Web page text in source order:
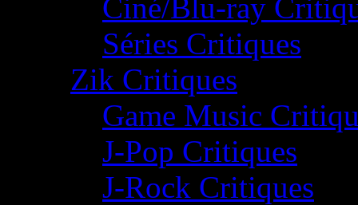
Ciné/Blu-ray
Séries Critiques
Zik Critiques
Game Music
J-Pop Critiques
J-Rock Critiques